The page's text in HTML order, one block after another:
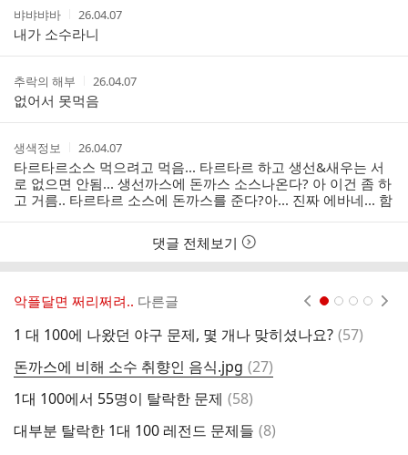
작
성
자
뱌뱌뱌바
작
성
시
간
26.04.07
내가 소수라니
작
성
자
추락의 해부
작
성
시
간
26.04.07
없어서 못먹음
작
성
자
생색정보
작
성
시
간
26.04.07
타르타르소스 먹으려고 먹음... 타르타르 하고 생선&새우는 서
로 없으면 안됨... 생선까스에 돈까스 소스나온다? 아 이건 좀 하
고 거름.. 타르타르 소스에 돈까스를 준다?아... 진짜 에바네... 함
댓글 전체보기
악플달면 쩌리쩌려.. 다른글
1 대 100에 나왔던 야구 문제, 몇 개나 맞히셨나요? 댓
(57)
돈까스에 비해 소수 취향인 음식.jpg 댓
글
(27)
1대 100에서 55명이 탈락한 문제 댓
(58)
대부분 탈락한 1대 100 레전드 문제들 댓
(8)